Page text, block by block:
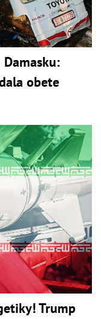
obete
Trump